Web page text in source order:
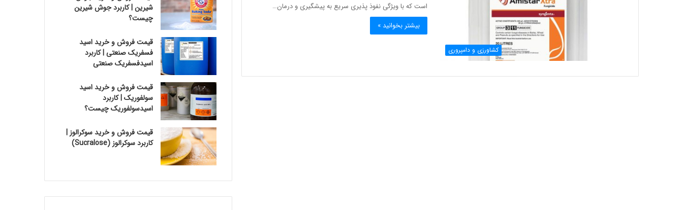
کشاورزی و دامپروری
است که با ویژگی نفوذ پذیری سریع به پیشگیری و درمان…
بیشتر بخوانید »
شیرین | کاربرد جوش شیرین
چیست؟
قیمت فروش و خرید اسید
فسفریک صنعتی | کاربرد
اسیدفسفریک صنعتی
قیمت فروش و خرید اسید
سولفوریک | کاربرد
اسیدسولفوریک چیست؟
قیمت فروش و خرید سوکرالوز |
کاربرد سوکرالوز (Sucralose)